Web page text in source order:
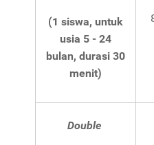
(1 siswa, untuk
usia 5 - 24
bulan, durasi 30
menit)
Double